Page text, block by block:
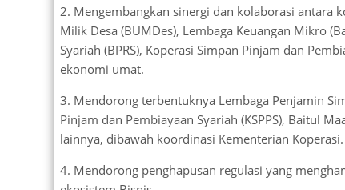
2. Mengembangkan sinergi dan kolaborasi antara
Milik Desa (BUMDes), Lembaga Keuangan Mikro
Syariah (BPRS), Koperasi Simpan Pinjam dan
ekonomi umat.
3. Mendorong terbentuknya Lembaga Penjamin
Pinjam dan Pembiayaan Syariah (KSPPS), Baitul
lainnya, dibawah koordinasi Kementerian Koperasi.
4. Mendorong penghapusan regulasi yang